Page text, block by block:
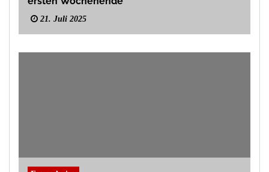
21. Juli 2025